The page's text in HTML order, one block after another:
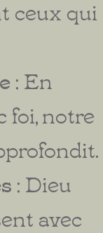
ceux qui
: En
foi, notre
: Dieu
avec